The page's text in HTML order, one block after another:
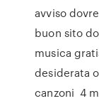
avviso
buon sito
musica
desiderata
canzoni 4